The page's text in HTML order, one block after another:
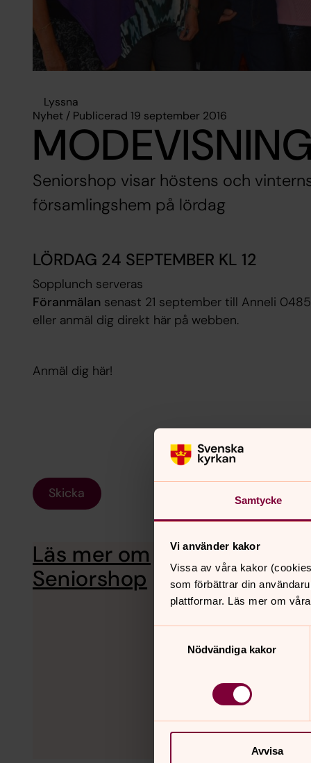
Samtycke
Vi använder kakor
Vissa av våra kakor
som förbättrar din
plattformar. Läs mer om
Nödvändiga kakor
Avvisa
Lyssna
Nyhet / Publicerad 19 september 2016
MODEVISNING
Seniorshop visar höstens och
församlingshem på lördag
LÖRDAG 24 SEPTEMBER KL 12
Sopplunch serveras
Föranmälansenast 21 september till Anneli
eller anmäl dig direkt här på webben.
Anmäl dig här!
Skicka
Läs mer om
Seniorshop
Seniorshop är den
försäljning. ​ Vi rullar in 6